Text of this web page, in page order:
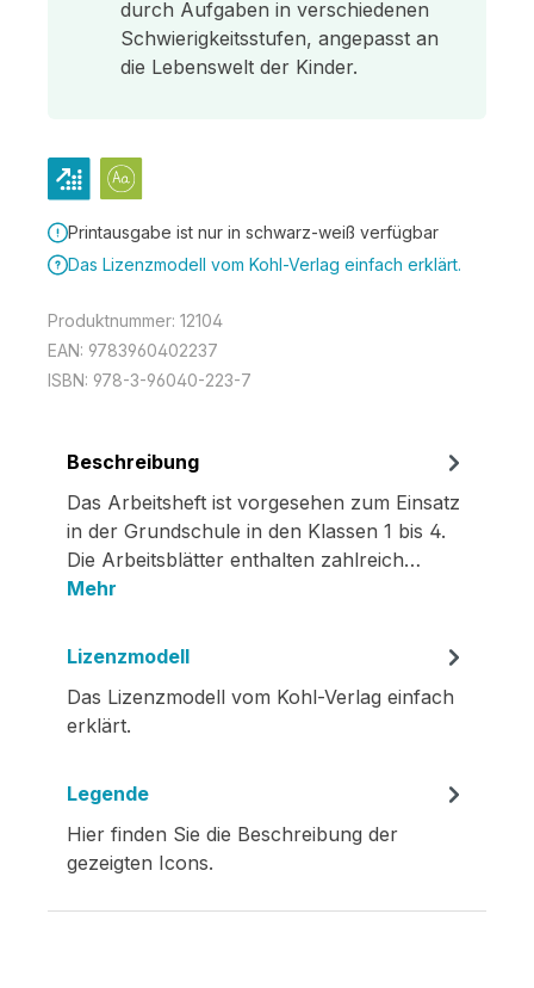
durch Aufgaben in verschiedenen
Schwierigkeitsstufen, angepasst an
die Lebenswelt der Kinder.
Printausgabe ist nur in schwarz-weiß verfügbar
Das Lizenzmodell vom Kohl-Verlag einfach erklärt.
Produktnummer: 12104
EAN: 9783960402237
ISBN: 978-3-96040-223-7
Beschreibung
Das Arbeitsheft ist vorgesehen zum Einsatz
in der Grundschule in den Klassen 1 bis 4.
Die Arbeitsblätter enthalten zahlreich…
Mehr
Lizenzmodell
Das Lizenzmodell vom Kohl-Verlag einfach
erklärt.
Legende
Hier finden Sie die Beschreibung der
gezeigten Icons.